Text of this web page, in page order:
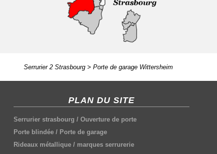
Serrurier 2 Strasbourg> Porte de garage Wittersheim
PLAN DU SITE
Serrurier strasbourg /Ouverture de porte
Porte blindée / Porte de garage
Rideaux métallique / marques serrurerie